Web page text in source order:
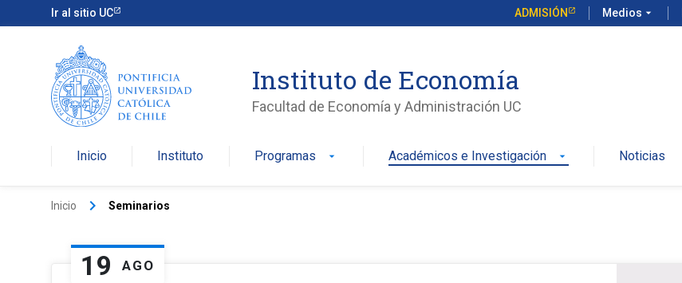
Ir al sitio UC ADMISIÓN Medios arrow_drop_down
Instituto de Economía
Facultad de Economía y Administración UC
Inicio Instituto Programas arrow_drop_down Académicos e Investigación arrow_drop_down Noticias
Inicio keyboard_arrow_right Seminarios
19 AGO